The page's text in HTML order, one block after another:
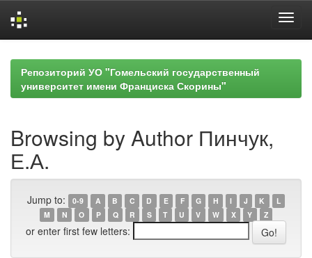
navigationРепозиторий УО "Гомельский государственный
университет имени Франциска Скорины"
Browsing by Author Пинчук,
Е.А.
Jump to: 0-9 A B C D E F G H I J K
L
M
N O P Q R S T U V W X Y Z
or enter first few letters: